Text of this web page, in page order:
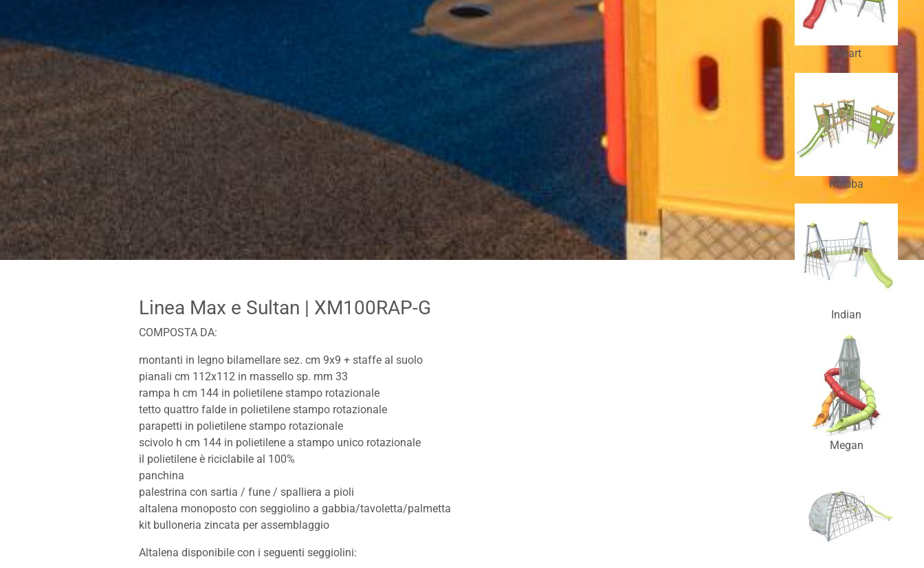
Smart
Kaluba
Indian
Megan
Linea Max e Sultan | XM100RAP-G
COMPOSTA DA:
montanti in legno bilamellare sez. cm 9x9 + staffe al suolo
pianali cm 112x112 in massello sp. mm 33
rampa h cm 144 in polietilene stampo rotazionale
tetto quattro falde in polietilene stampo rotazionale
parapetti in polietilene stampo rotazionale
scivolo h cm 144 in polietilene a stampo unico rotazionale
il polietilene è riciclabile al 100%
panchina
palestrina con sartia / fune / spalliera a pioli
altalena monoposto con seggiolino a gabbia/tavoletta/palmetta
kit bulloneria zincata per assemblaggio
Altalena disponibile con i seguenti seggiolini: